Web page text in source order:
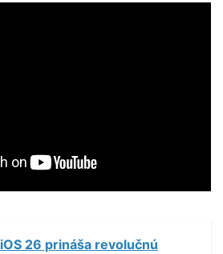
iOS 26 prináša revolučnú